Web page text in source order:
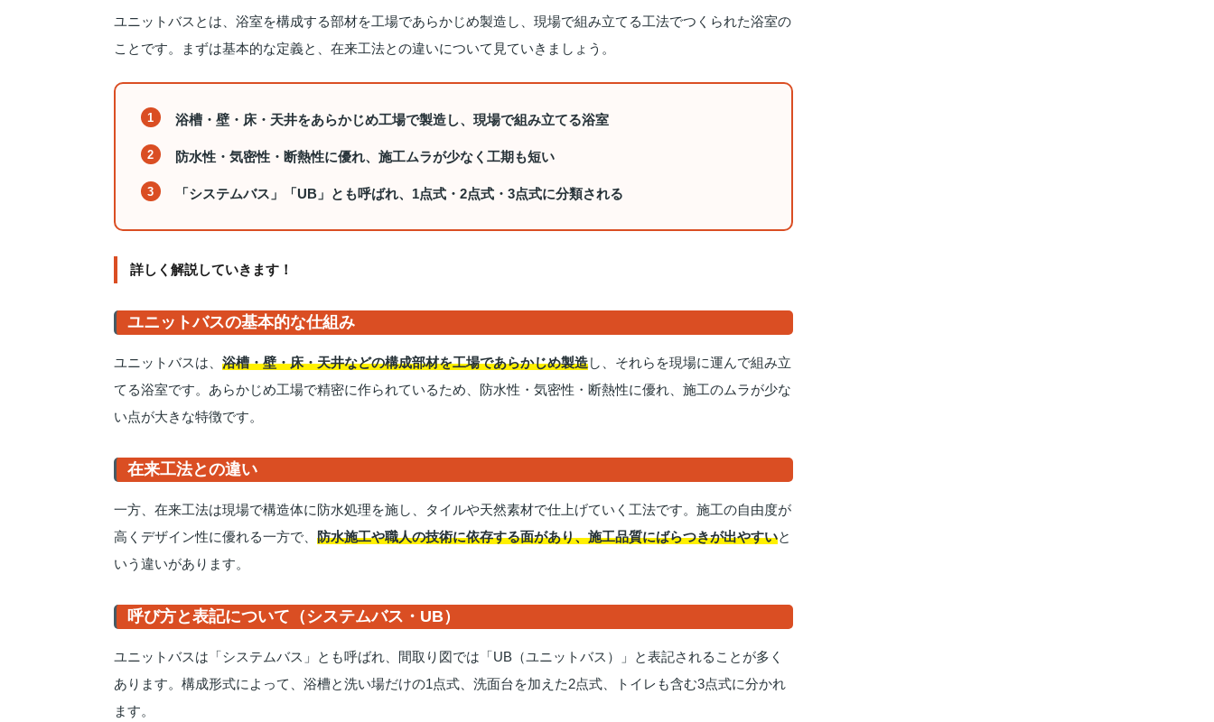
ユニットバスとは、浴室を構成する部材を工場であらかじめ製造し、現場で組み立てる工法でつくられた浴室の
ことです。まずは基本的な定義と、在来工法との違いについて見ていきましょう。
浴槽・壁・床・天井をあらかじめ工場で製造し、現場で組み立てる浴室
防水性・気密性・断熱性に優れ、施工ムラが少なく工期も短い
「システムバス」「UB」とも呼ばれ、1点式・2点式・3点式に分類される
詳しく解説していきます！
ユニットバスの基本的な仕組み
ユニットバスは、 浴槽・壁・床・天井などの構成部材を工場であらかじめ製造し、それらを現場に運んで組み立
てる浴室です。あらかじめ工場で精密に作られているため、防水性・気密性・断熱性に優れ、施工のムラが少な
い点が大きな特徴です。
在来工法との違い
一方、在来工法は現場で構造体に防水処理を施し、タイルや天然素材で仕上げていく工法です。施工の自由度が
高くデザイン性に優れる一方で、 防水施工や職人の技術に依存する面があり、施工品質にばらつきが出やすいと
いう違いがあります。
呼び方と表記について（システムバス・UB）
ユニットバスは「システムバス」とも呼ばれ、間取り図では「UB（ユニットバス）」と表記されることが多く
あります。構成形式によって、浴槽と洗い場だけの1点式、洗面台を加えた2点式、トイレも含む3点式に分かれ
ます。